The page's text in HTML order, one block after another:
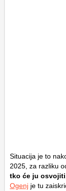
Situacija je to
2025, za razliku
tko će ju osvojiti
Ogenj je tu